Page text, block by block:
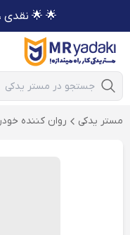
🌟 🌟 نقدی
Mobile Search
مستر یدکی روان كننده